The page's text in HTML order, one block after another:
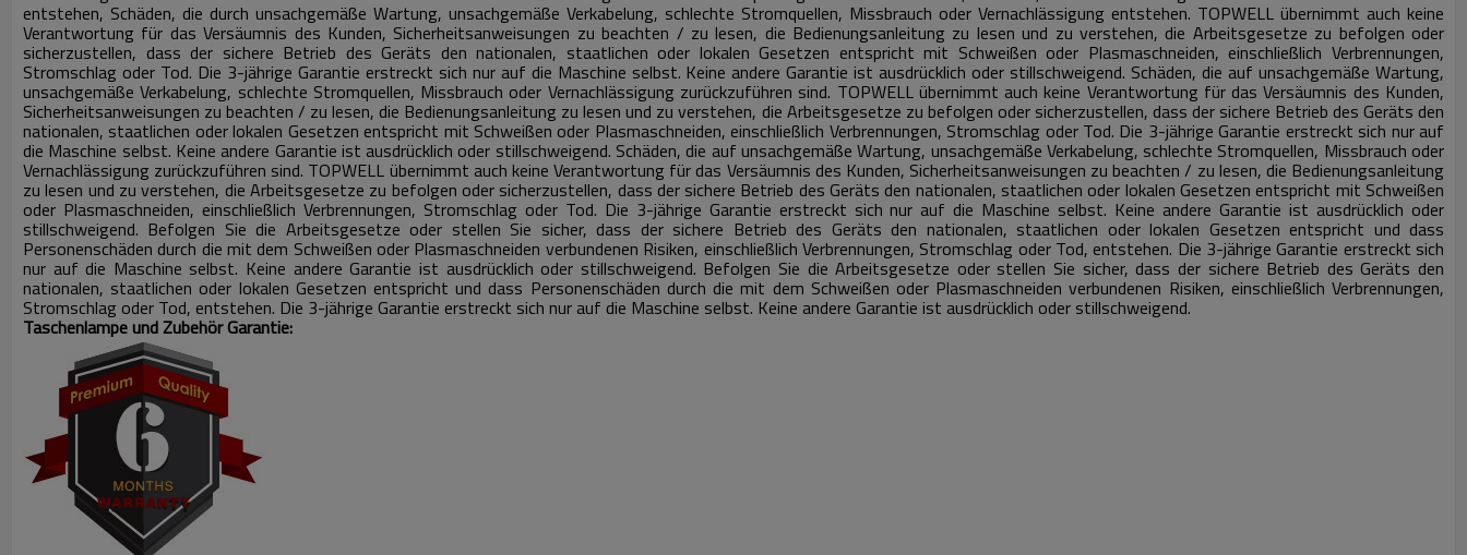
entstehen, Schäden, die durch unsachgemäße Wartung, unsachgemäße Verkabelung, schlechte Stromquellen, Missbrauch oder Vernachlässigung entstehen. TOPWELL übernimmt auch keine
Verantwortung für das Versäumnis des Kunden, Sicherheitsanweisungen zu beachten / zu lesen, die Bedienungsanleitung zu lesen und zu verstehen, die Arbeitsgesetze zu befolgen oder
sicherzustellen, dass der sichere Betrieb des Geräts den nationalen, staatlichen oder lokalen Gesetzen entspricht mit Schweißen oder Plasmaschneiden, einschließlich Verbrennungen,
Stromschlag oder Tod. Die 3-jährige Garantie erstreckt sich nur auf die Maschine selbst. Keine andere Garantie ist ausdrücklich oder stillschweigend. Schäden, die auf unsachgemäße Wartung,
unsachgemäße Verkabelung, schlechte Stromquellen, Missbrauch oder Vernachlässigung zurückzuführen sind. TOPWELL übernimmt auch keine Verantwortung für das Versäumnis des Kunden,
Sicherheitsanweisungen zu beachten / zu lesen, die Bedienungsanleitung zu lesen und zu verstehen, die Arbeitsgesetze zu befolgen oder sicherzustellen, dass der sichere Betrieb des Geräts den
nationalen, staatlichen oder lokalen Gesetzen entspricht mit Schweißen oder Plasmaschneiden, einschließlich Verbrennungen, Stromschlag oder Tod. Die 3-jährige Garantie erstreckt sich nur auf
die Maschine selbst. Keine andere Garantie ist ausdrücklich oder stillschweigend. Schäden, die auf unsachgemäße Wartung, unsachgemäße Verkabelung, schlechte Stromquellen, Missbrauch oder
Vernachlässigung zurückzuführen sind. TOPWELL übernimmt auch keine Verantwortung für das Versäumnis des Kunden, Sicherheitsanweisungen zu beachten / zu lesen, die Bedienungsanleitung
zu lesen und zu verstehen, die Arbeitsgesetze zu befolgen oder sicherzustellen, dass der sichere Betrieb des Geräts den nationalen, staatlichen oder lokalen Gesetzen entspricht mit Schweißen
oder Plasmaschneiden, einschließlich Verbrennungen, Stromschlag oder Tod. Die 3-jährige Garantie erstreckt sich nur auf die Maschine selbst. Keine andere Garantie ist ausdrücklich oder
stillschweigend. Befolgen Sie die Arbeitsgesetze oder stellen Sie sicher, dass der sichere Betrieb des Geräts den nationalen, staatlichen oder lokalen Gesetzen entspricht und dass
Personenschäden durch die mit dem Schweißen oder Plasmaschneiden verbundenen Risiken, einschließlich Verbrennungen, Stromschlag oder Tod, entstehen. Die 3-jährige Garantie erstreckt sich
nur auf die Maschine selbst. Keine andere Garantie ist ausdrücklich oder stillschweigend. Befolgen Sie die Arbeitsgesetze oder stellen Sie sicher, dass der sichere Betrieb des Geräts den
nationalen, staatlichen oder lokalen Gesetzen entspricht und dass Personenschäden durch die mit dem Schweißen oder Plasmaschneiden verbundenen Risiken, einschließlich Verbrennungen,
Stromschlag oder Tod, entstehen. Die 3-jährige Garantie erstreckt sich nur auf die Maschine selbst. Keine andere Garantie ist ausdrücklich oder stillschweigend.
Taschenlampe und Zubehör Garantie: